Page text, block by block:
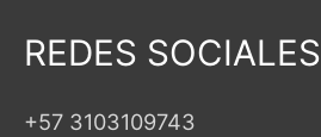
REDES SOCIALES
+57 3103109743